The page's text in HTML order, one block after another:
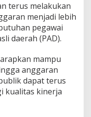
terus melakukan
menjadi lebih
pegawai
daerah (PAD).
mampu
anggaran
dapat terus
kualitas kinerja